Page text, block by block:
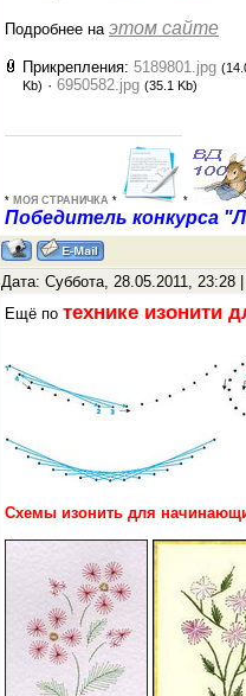
Подробнее на этом сайте
Прикрепления: 5189801.jpg
Kb) · 6950582.jpg (35.1 Kb)
* МОЯ СТРАНИЧКА * *
Победитель конкурса
Дата: Суббота, 28.05.2011, 23:28
Ещё по технике изонити
Схемы изонить для